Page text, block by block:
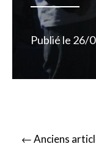
Publié le 26/
Posts
←Anciens